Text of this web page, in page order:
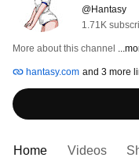
@Hantasy
1.71K
More about this channel
hantasy.com and 3 more
Home Videos